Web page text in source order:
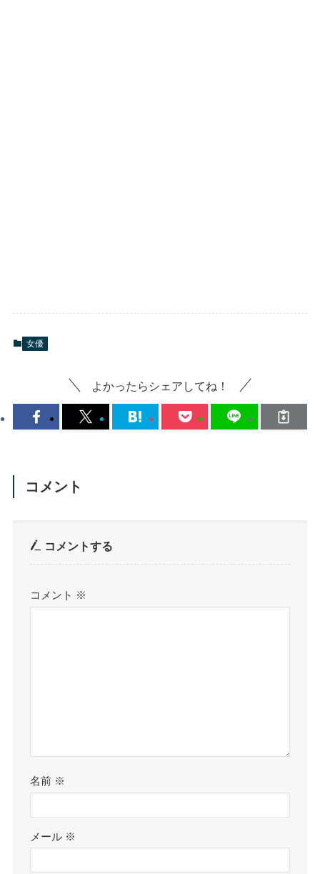
女優
よかったらシェアしてね！
コメント
コメントする
コメント ※
名前 ※
メール ※